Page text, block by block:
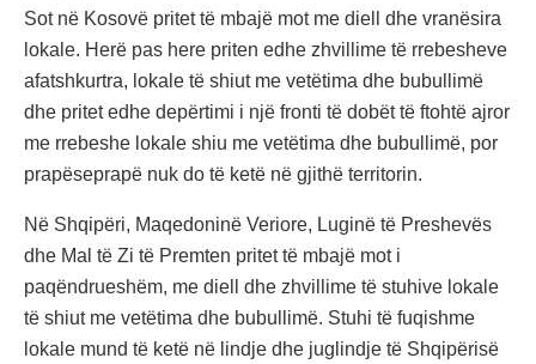
Sot në Kosovë pritet të mbajë mot me diell dhe vranësira
lokale. Herë pas here priten edhe zhvillime të rrebesheve
afatshkurtra, lokale të shiut me vetëtima dhe bubullimë
dhe pritet edhe depërtimi i një fronti të dobët të ftohtë ajror
me rrebeshe lokale shiu me vetëtima dhe bubullimë, por
prapëseprapë nuk do të ketë në gjithë territorin.
Në Shqipëri, Maqedoninë Veriore, Luginë të Preshevës
dhe Mal të Zi të Premten pritet të mbajë mot i
paqëndrueshëm, me diell dhe zhvillime të stuhive lokale
të shiut me vetëtima dhe bubullimë. Stuhi të fuqishme
lokale mund të ketë në lindje dhe juglindje të Shqipërisë